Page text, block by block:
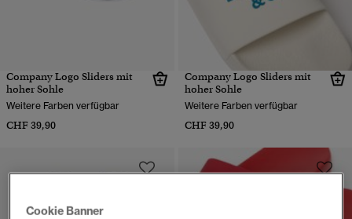
Company Logo Sliders mit
hoher Sohle
Weitere Farben verfügbar
CHF 39,90
Company Logo Sliders mit
hoher Sohle
Weitere Farben verfügbar
CHF 39,90
Cookie Banner